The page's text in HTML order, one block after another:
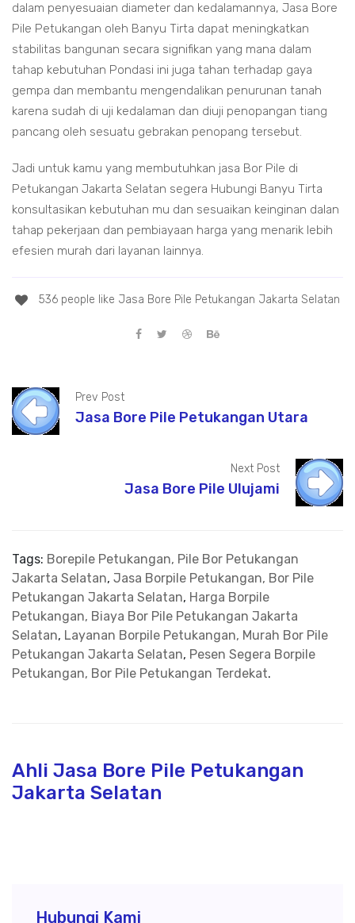
dalam penyesuaian diameter dan kedalamannya, Jasa Bore
Pile Petukangan oleh Banyu Tirta dapat meningkatkan
stabilitas bangunan secara signifikan yang mana dalam
tahap kebutuhan Pondasi ini juga tahan terhadap gaya
gempa dan membantu mengendalikan penurunan tanah
karena sudah di uji kedalaman dan diuji penopangan tiang
pancang oleh sesuatu gebrakan penopang tersebut.
Jadi untuk kamu yang membutuhkan jasa Bor Pile di
Petukangan Jakarta Selatan segera Hubungi Banyu Tirta
konsultasikan kebutuhan mu dan sesuaikan keinginan dalan
tahap pekerjaan dan pembiayaan harga yang menarik lebih
efesien murah dari layanan lainnya.
536 people like Jasa Bore Pile Petukangan Jakarta Selatan
Prev Post
Jasa Bore Pile Petukangan Utara
Next Post
Jasa Bore Pile Ulujami
Tags: Borepile Petukangan, Pile Bor Petukangan
Jakarta Selatan, Jasa Borpile Petukangan, Bor Pile
Petukangan Jakarta Selatan, Harga Borpile
Petukangan, Biaya Bor Pile Petukangan Jakarta
Selatan, Layanan Borpile Petukangan, Murah Bor Pile
Petukangan Jakarta Selatan, Pesen Segera Borpile
Petukangan, Bor Pile Petukangan Terdekat.
Ahli Jasa Bore Pile Petukangan
Jakarta Selatan
Hubungi Kami